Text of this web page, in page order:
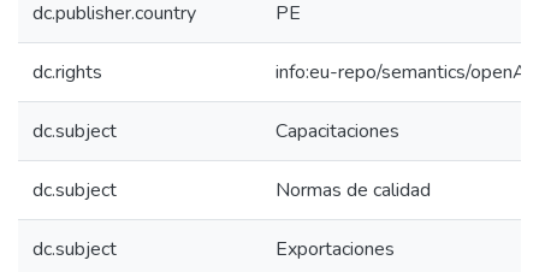
dc.publisher.country PE
dc.rights info:eu-repo/semantics/
dc.subject Capacitaciones
dc.subject Normas de calidad
dc.subject Exportaciones